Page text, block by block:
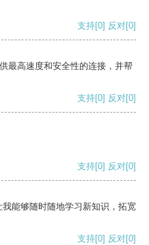
支持[0] 反对[0]
最高速度和安全性的连接，并帮
支持[0] 反对[0]
支持[0] 反对[0]
能够随时随地学习新知识，拓宽
支持[0] 反对[0]